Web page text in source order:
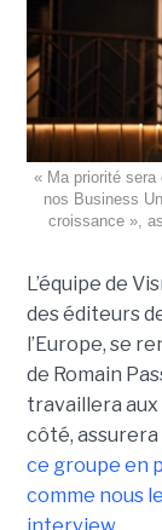
« Ma priorité sera
nos Business
croissance »,
L’équipe de
des éditeurs
l’Europe, se
de Romain
travaillera aux
côté, assurera
ce groupe en
comme nous